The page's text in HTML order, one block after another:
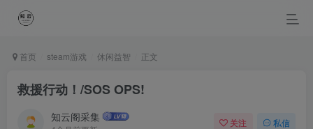
首页 steam游戏 休闲益智 正文
救援行动！/SOS OPS!
知云阁采集 关注 私信